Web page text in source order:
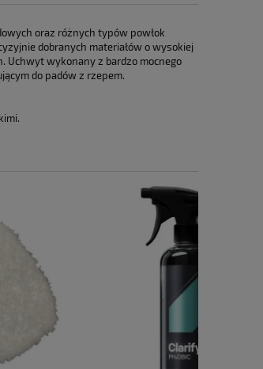
oraz różnych typów powłok
dobranych materiałów o wysokiej
Uchwyt wykonany z bardzo mocnego
do padów z rzepem.